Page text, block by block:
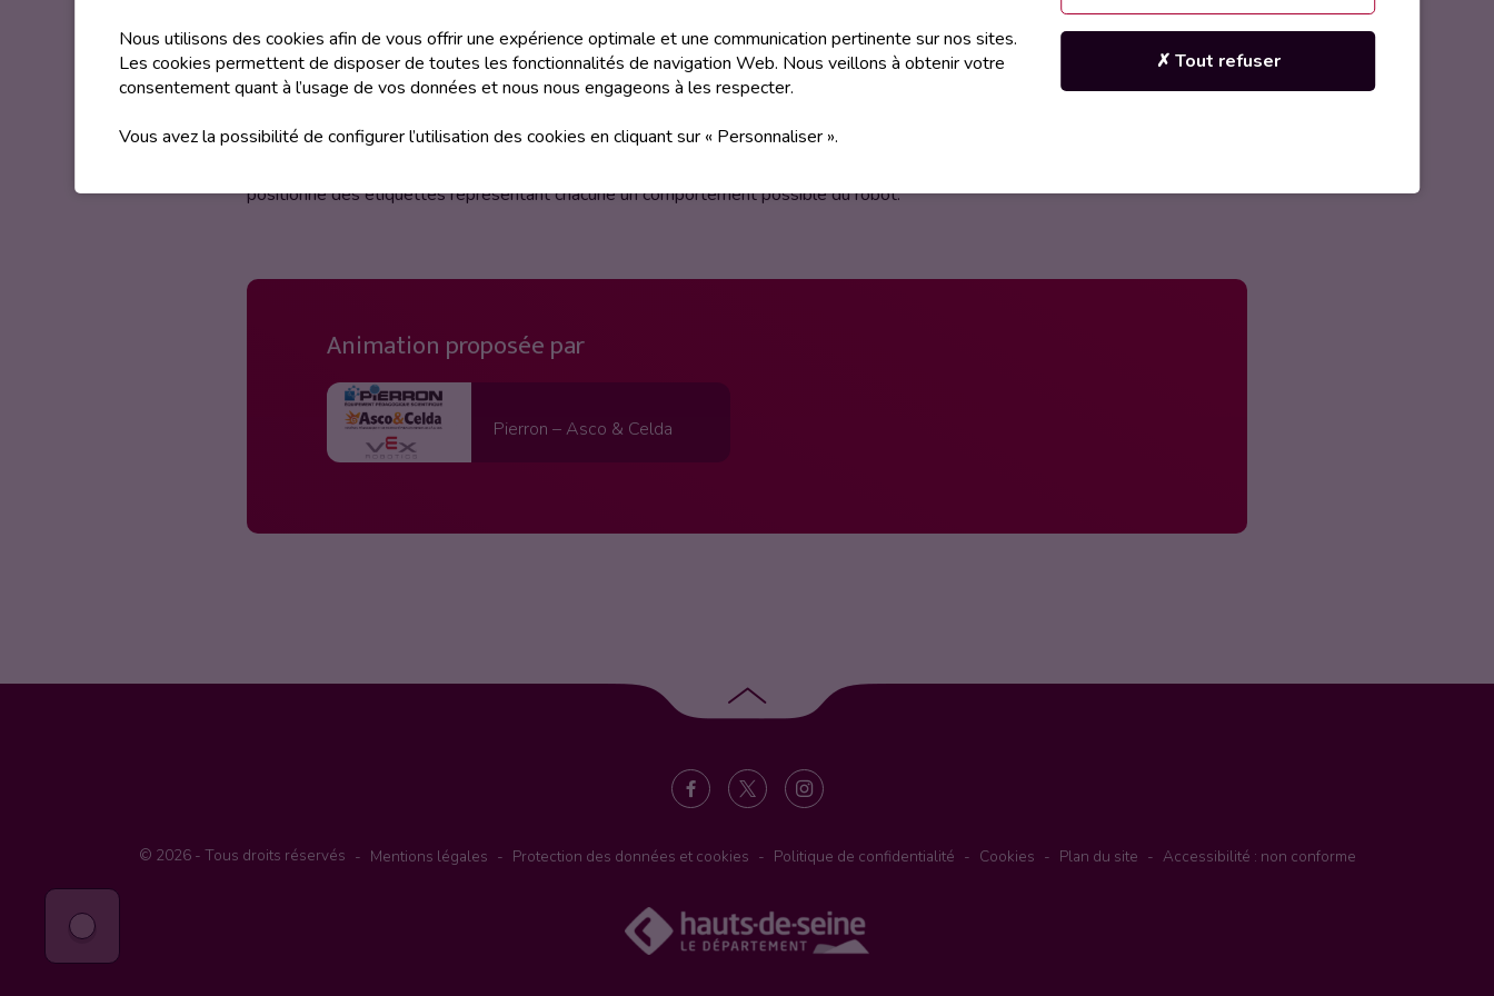
Initiez-vous au séquençage à l’aide d’outils graphiques. Programmez un petit robot pour qu’il évite des obstacles installés le long
d’un parcours.
Ici, vous n’aurez besoin d’aucun ordinateur ni d’une tablette ou d’un quelconque écran : le robot sera programmé grâce à des
positionné des étiquettes représentant chacune un comportement possible du robot.
Animation proposée par
Pierron – Asco & Celda
en
page
© 2026 - Tous droits réservés Mentions légales Protection des données et cookies Politique de confidentialité Cookies Plan du site Accessibilité : non conforme
Nous utilisons des cookies afin de vous offrir une expérience optimale et une communication pertinente sur nos sites.
Les cookies permettent de disposer de toutes les fonctionnalités de navigation Web. Nous veillons à obtenir votre
consentement quant à l’usage de vos données et nous nous engageons à les respecter.
Vous avez la possibilité de configurer l’utilisation des cookies en cliquant sur « Personnaliser ».
✗ Tout refuser